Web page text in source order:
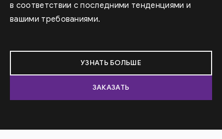
в соответствии с последними тенденциями и
вашими требованиями.
УЗНАТЬ БОЛЬШЕ
ЗАКАЗАТЬ